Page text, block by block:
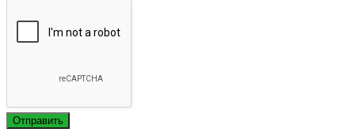
Отправить